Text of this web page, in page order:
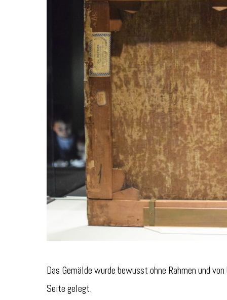
Das Gemälde wurde bewusst ohne Rahmen und
Seite gelegt.